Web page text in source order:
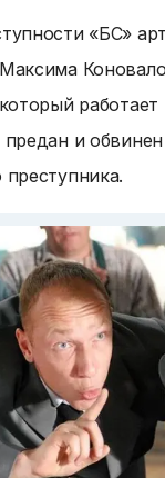
«БС»
и
преступника.